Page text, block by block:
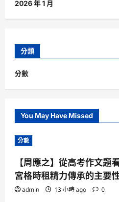
2026 年 1 月
分類
分數
You May Have Missed
分數
【周應之】從高考作文題
宮格時租精力傳承的主要
admin 13 小時 ago 0